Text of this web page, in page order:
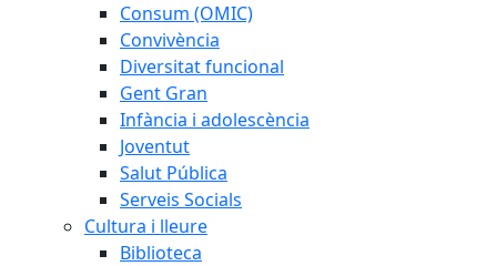
Consum (OMIC)
Convivència
Diversitat funcional
Gent Gran
Infància i adolescència
Joventut
Salut Pública
Serveis Socials
Cultura i lleure
Biblioteca